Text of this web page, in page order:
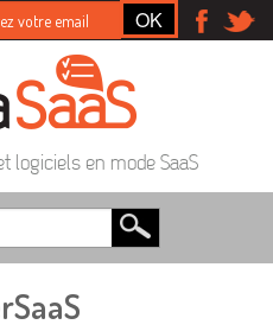
logiciels en mode SaaS